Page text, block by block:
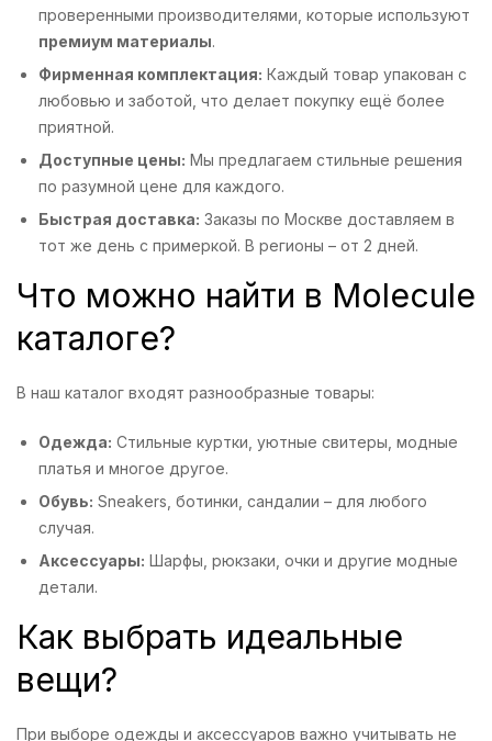
проверенными производителями, которые используют
премиум материалы.
Фирменная комплектация: Каждый товар упакован с
любовью и заботой, что делает покупку ещё более
приятной.
Доступные цены: Мы предлагаем стильные решения
по разумной цене для каждого.
Быстрая доставка: Заказы по Москве доставляем в
тот же день с примеркой. В регионы – от 2 дней.
Что можно найти в Molecule
каталоге?
В наш каталог входят разнообразные товары:
Одежда: Стильные куртки, уютные свитеры, модные
платья и многое другое.
Обувь: Sneakers, ботинки, сандалии – для любого
случая.
Аксессуары: Шарфы, рюкзаки, очки и другие модные
детали.
Как выбрать идеальные
вещи?
При выборе одежды и аксессуаров важно учитывать не